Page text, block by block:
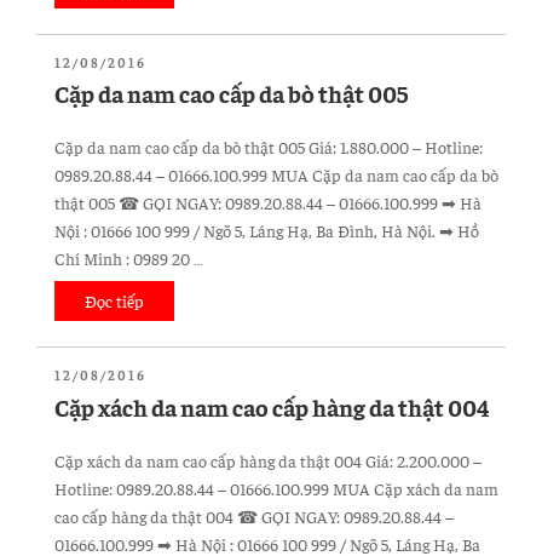
da
cao
da
thật
uy
tín
006”
ĐĂNG
TRONG
12/08/2016
Cặp da nam cao cấp da bò thật 005
Cặp da nam cao cấp da bò thật 005 Giá: 1.880.000 – Hotline:
0989.20.88.44 – 01666.100.999 MUA Cặp da nam cao cấp da bò
thật 005 ☎ GỌI NGAY: 0989.20.88.44 – 01666.100.999 ➡ Hà
Nội : 01666 100 999 / Ngõ 5, Láng Hạ, Ba Đình, Hà Nội. ➡ Hồ
Chí Minh : 0989 20 …
Đọc tiếp
da
cấp
bò
thật
005”
ĐĂNG
TRONG
12/08/2016
Cặp xách da nam cao cấp hàng da thật 004
Cặp xách da nam cao cấp hàng da thật 004 Giá: 2.200.000 –
Hotline: 0989.20.88.44 – 01666.100.999 MUA Cặp xách da nam
cao cấp hàng da thật 004 ☎ GỌI NGAY: 0989.20.88.44 –
01666.100.999 ➡ Hà Nội : 01666 100 999 / Ngõ 5, Láng Hạ, Ba